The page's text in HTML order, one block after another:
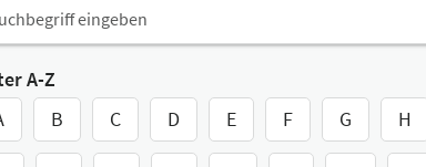
A-Z
B C D E F G H